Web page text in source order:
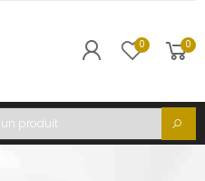
0 0